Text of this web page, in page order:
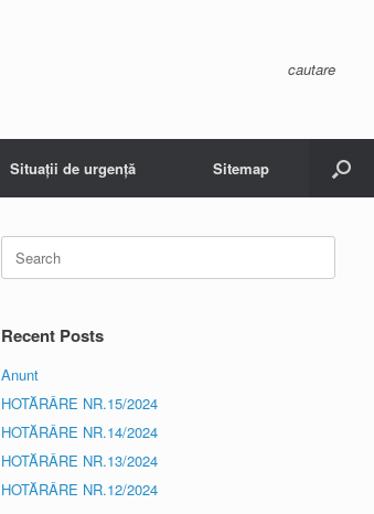
cautare
Situații de urgență Sitemap
Search
for:
Recent Posts
Anunt
HOTĂRÂRE NR.15/2024
HOTĂRÂRE NR.14/2024
HOTĂRÂRE NR.13/2024
HOTĂRÂRE NR.12/2024